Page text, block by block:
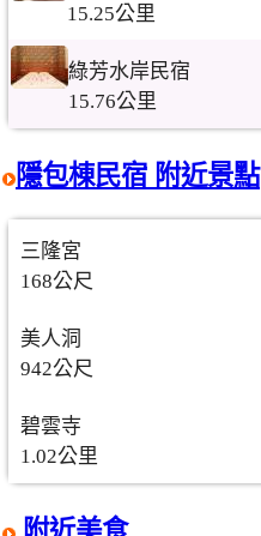
15.25公里
綠芳水岸民宿
15.76公里
隱包棟民宿 附近景點
三隆宮
168公尺
美人洞
942公尺
碧雲寺
1.02公里